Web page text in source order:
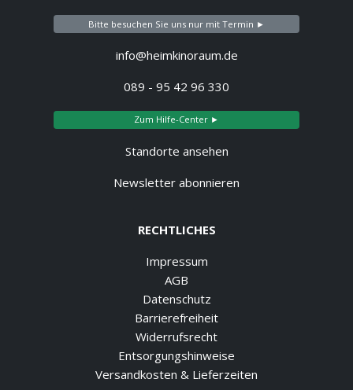
Bitte besuchen Sie uns nur mit Termin ►
info@heimkinoraum.de
089 - 95 42 96 330
Zum Hilfe-Center ►
Standorte ansehen
Newsletter abonnieren
RECHTLICHES
Impressum
AGB
Datenschutz
Barrierefreiheit
Widerrufsrecht
Entsorgungshinweise
Versandkosten & Lieferzeiten